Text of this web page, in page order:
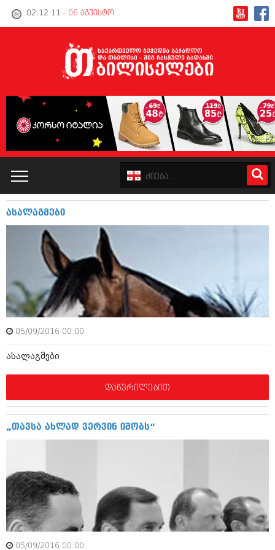
02:12:11 - 06 აგვისტო
პოლიტიკა
ინტერვიუები
საზოგადოება
მოდი, ვილაპარაკოთ
რელიგია
მედიცინა
სპორტი
კატალოგი
პოლიტიკა
ინტერვიუები
ამბები
საზოგადოება
მოდი, ვილაპარაკოთ
მედიცინა
სპორტი
კულინარია
ავტორჩევები
ბელადები
ასალაგმები
05/09/2016 00:00
ასალაგმები
დაწვრილებით
„თავსა ახლად ვერვინ იშობს“
05/09/2016 00:00